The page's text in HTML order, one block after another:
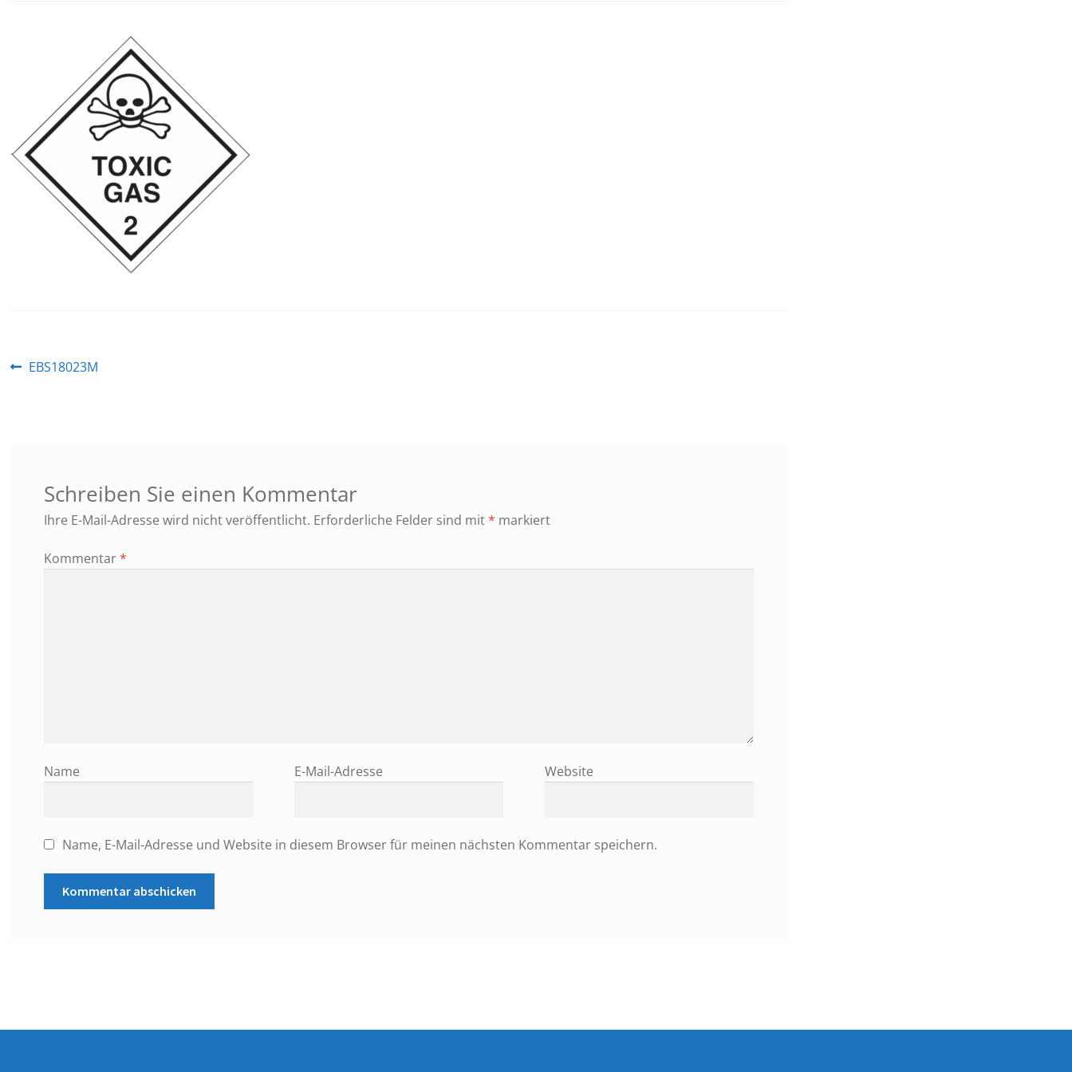
Beitragsnavigation
Vorheriger
EBS18023M
Schreiben Sie einen Kommentar
Ihre E-Mail-Adresse wird nicht veröffentlicht. Erforderliche Felder sind mit* markiert
Kommentar*
Name E-Mail-Adresse Website
Name, E-Mail-Adresse und Website in diesem Browser für meinen nächsten Kommentar speichern.